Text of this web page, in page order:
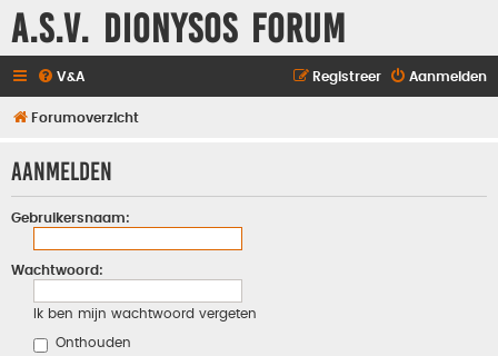
A.S.V. Dionysos Forum
V&A Aanmelden
Registreer
Forumoverzicht
Aanmelden
Gebruikersnaam:
Wachtwoord:
Ik ben mijn wachtwoord vergeten
Onthouden